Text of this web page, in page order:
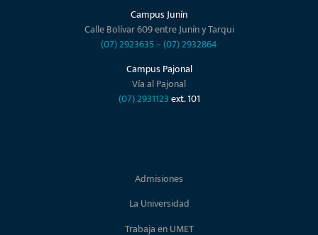
Campus Junín
Calle Bolívar 609 entre Junín y Tarqui
(07) 2923635–(07) 2932864
Campus Pajonal
Vía al Pajonal
(07) 2931123ext. 101
Admisiones
La Universidad
Trabaja en UMET